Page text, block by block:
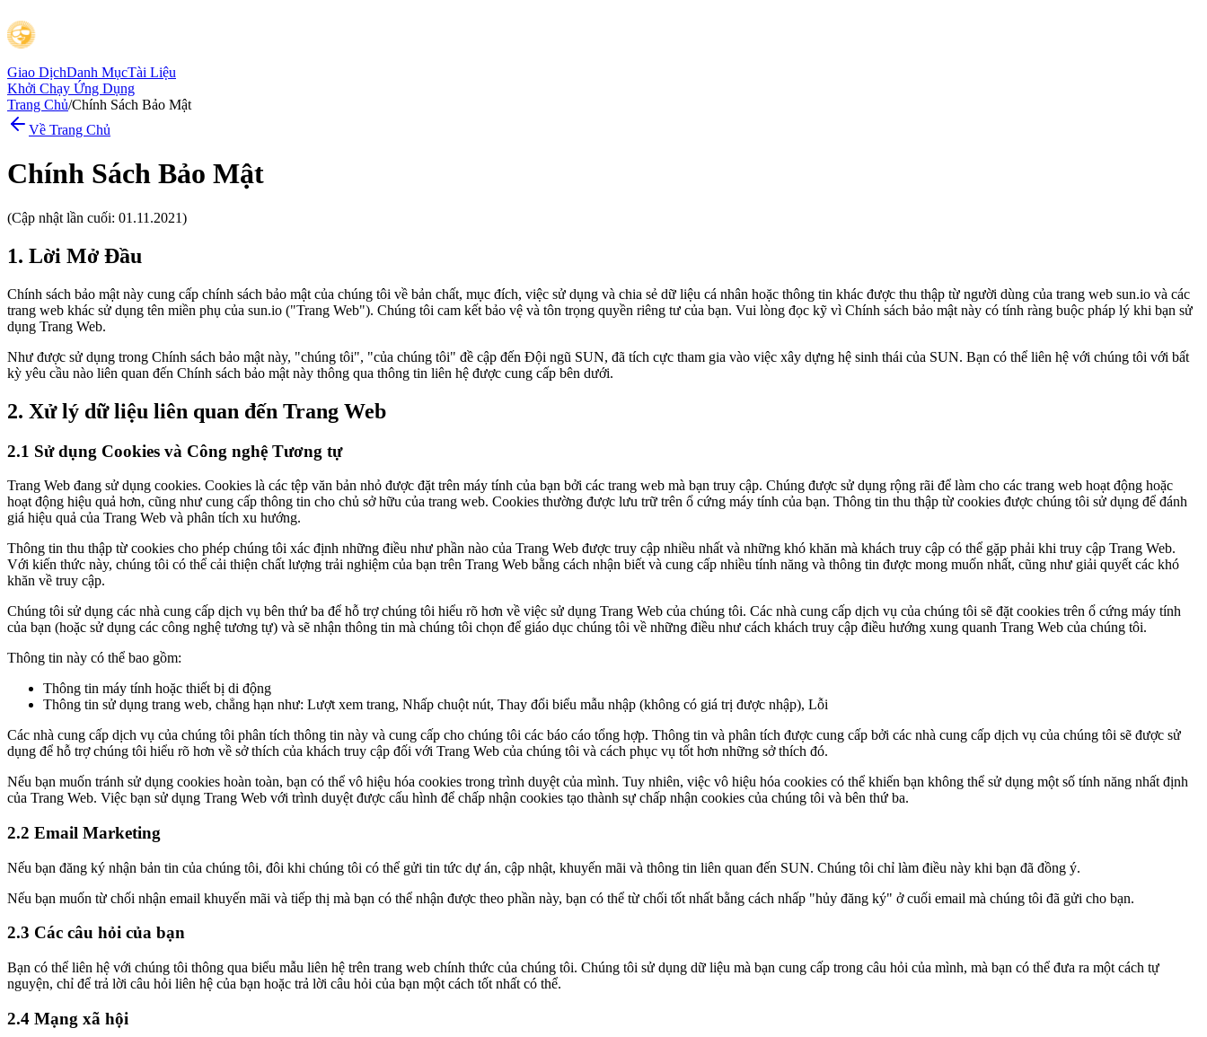
Giao DịchDanh MụcTài Liệu
Khởi Chạy Ứng Dụng
Trang Chủ/Chính Sách Bảo Mật
Về Trang Chủ
Chính Sách Bảo Mật
(Cập nhật lần cuối: 01.11.2021)
1. Lời Mở Đầu
Chính sách bảo mật này cung cấp chính sách bảo mật của chúng tôi về bản chất, mục đích, việc sử dụng và chia sẻ dữ liệu cá nhân hoặc thông tin khác được thu thập từ người dùng của trang web sun.io và các
trang web khác sử dụng tên miền phụ của sun.io ("Trang Web"). Chúng tôi cam kết bảo vệ và tôn trọng quyền riêng tư của bạn. Vui lòng đọc kỹ vì Chính sách bảo mật này có tính ràng buộc pháp lý khi bạn sử
dụng Trang Web.
Như được sử dụng trong Chính sách bảo mật này, "chúng tôi", "của chúng tôi" đề cập đến Đội ngũ SUN, đã tích cực tham gia vào việc xây dựng hệ sinh thái của SUN. Bạn có thể liên hệ với chúng tôi với bất
kỳ yêu cầu nào liên quan đến Chính sách bảo mật này thông qua thông tin liên hệ được cung cấp bên dưới.
2. Xử lý dữ liệu liên quan đến Trang Web
2.1 Sử dụng Cookies và Công nghệ Tương tự
Trang Web đang sử dụng cookies. Cookies là các tệp văn bản nhỏ được đặt trên máy tính của bạn bởi các trang web mà bạn truy cập. Chúng được sử dụng rộng rãi để làm cho các trang web hoạt động hoặc
hoạt động hiệu quả hơn, cũng như cung cấp thông tin cho chủ sở hữu của trang web. Cookies thường được lưu trữ trên ổ cứng máy tính của bạn. Thông tin thu thập từ cookies được chúng tôi sử dụng để đánh
giá hiệu quả của Trang Web và phân tích xu hướng.
Thông tin thu thập từ cookies cho phép chúng tôi xác định những điều như phần nào của Trang Web được truy cập nhiều nhất và những khó khăn mà khách truy cập có thể gặp phải khi truy cập Trang Web.
Với kiến thức này, chúng tôi có thể cải thiện chất lượng trải nghiệm của bạn trên Trang Web bằng cách nhận biết và cung cấp nhiều tính năng và thông tin được mong muốn nhất, cũng như giải quyết các khó
khăn về truy cập.
Chúng tôi sử dụng các nhà cung cấp dịch vụ bên thứ ba để hỗ trợ chúng tôi hiểu rõ hơn về việc sử dụng Trang Web của chúng tôi. Các nhà cung cấp dịch vụ của chúng tôi sẽ đặt cookies trên ổ cứng máy tính
của bạn (hoặc sử dụng các công nghệ tương tự) và sẽ nhận thông tin mà chúng tôi chọn để giáo dục chúng tôi về những điều như cách khách truy cập điều hướng xung quanh Trang Web của chúng tôi.
Thông tin này có thể bao gồm:
Thông tin máy tính hoặc thiết bị di động
Thông tin sử dụng trang web, chẳng hạn như: Lượt xem trang, Nhấp chuột nút, Thay đổi biểu mẫu nhập (không có giá trị được nhập), Lỗi
Các nhà cung cấp dịch vụ của chúng tôi phân tích thông tin này và cung cấp cho chúng tôi các báo cáo tổng hợp. Thông tin và phân tích được cung cấp bởi các nhà cung cấp dịch vụ của chúng tôi sẽ được sử
dụng để hỗ trợ chúng tôi hiểu rõ hơn về sở thích của khách truy cập đối với Trang Web của chúng tôi và cách phục vụ tốt hơn những sở thích đó.
Nếu bạn muốn tránh sử dụng cookies hoàn toàn, bạn có thể vô hiệu hóa cookies trong trình duyệt của mình. Tuy nhiên, việc vô hiệu hóa cookies có thể khiến bạn không thể sử dụng một số tính năng nhất định
của Trang Web. Việc bạn sử dụng Trang Web với trình duyệt được cấu hình để chấp nhận cookies tạo thành sự chấp nhận cookies của chúng tôi và bên thứ ba.
2.2 Email Marketing
Nếu bạn đăng ký nhận bản tin của chúng tôi, đôi khi chúng tôi có thể gửi tin tức dự án, cập nhật, khuyến mãi và thông tin liên quan đến SUN. Chúng tôi chỉ làm điều này khi bạn đã đồng ý.
Nếu bạn muốn từ chối nhận email khuyến mãi và tiếp thị mà bạn có thể nhận được theo phần này, bạn có thể từ chối tốt nhất bằng cách nhấp "hủy đăng ký" ở cuối email mà chúng tôi đã gửi cho bạn.
2.3 Các câu hỏi của bạn
Bạn có thể liên hệ với chúng tôi thông qua biểu mẫu liên hệ trên trang web chính thức của chúng tôi. Chúng tôi sử dụng dữ liệu mà bạn cung cấp trong câu hỏi của mình, mà bạn có thể đưa ra một cách tự
nguyện, chỉ để trả lời câu hỏi liên hệ của bạn hoặc trả lời câu hỏi của bạn một cách tốt nhất có thể.
2.4 Mạng xã hội